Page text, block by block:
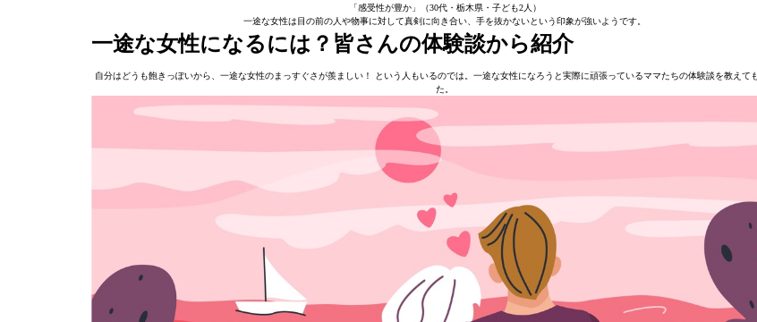
「感受性が豊か」（30代・栃木県・子ども2人）
一途な女性は目の前の人や物事に対して真剣に向き合い、手を抜かないという印象が強いようです。
一途な女性になるには？皆さんの体験談から紹介
自分はどうも飽きっぽいから、一途な女性のまっすぐさが羨ましい！ という人もいるのでは。一途な女性になろうと実際に頑張っているママたちの体験談を教えて
た。